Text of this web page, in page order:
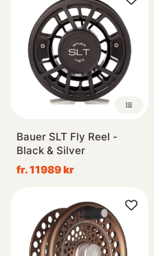
Bauer SLT Fly Reel -
Black & Silver
fr. 11989 kr